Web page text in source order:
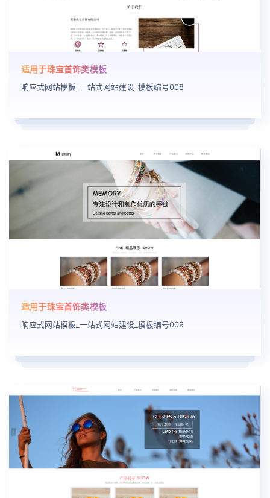
适用于珠宝首饰类模板
响应式网站模板_一站式网站建设_模板编号008
适用于珠宝首饰类模板
响应式网站模板_一站式网站建设_模板编号009